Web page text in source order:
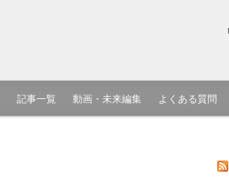
記事一覧 動画・未来編集 よくある質問